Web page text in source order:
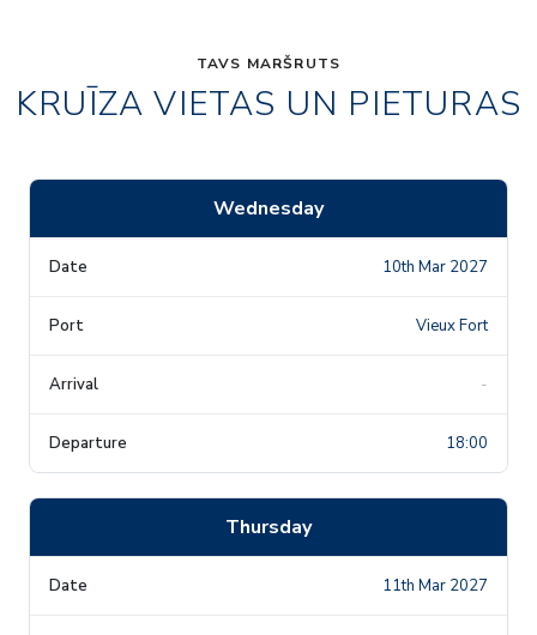
TAVS MARŠRUTS
KRUĪZA VIETAS UN PIETURAS
Wednesday
10th Mar 2027
Vieux Fort
-
18:00
Thursday
11th Mar 2027